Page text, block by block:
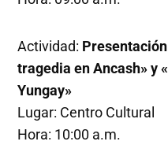
Actividad:
tragedia en Ancash» y
Yungay»
Lugar: Centro Cultural
Hora: 10:00 a.m.